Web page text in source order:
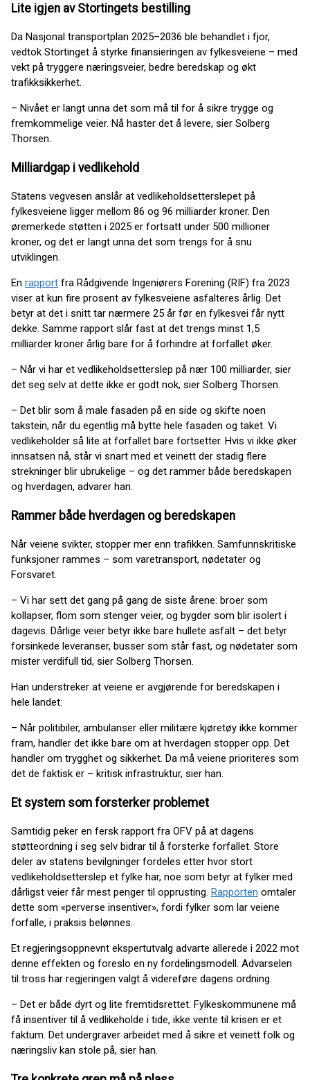
Lite igjen av Stortingets bestilling
Da Nasjonal transportplan 2025–2036 ble behandlet i fjor,
vedtok Stortinget å styrke finansieringen av fylkesveiene – med
vekt på tryggere næringsveier, bedre beredskap og økt
trafikksikkerhet.
– Nivået er langt unna det som må til for å sikre trygge og
fremkommelige veier. Nå haster det å levere, sier Solberg
Thorsen.
Milliardgap i vedlikehold
Statens vegvesen anslår at vedlikeholdsetterslepet på
fylkesveiene ligger mellom 86 og 96 milliarder kroner. Den
øremerkede støtten i 2025 er fortsatt under 500 millioner
kroner, og det er langt unna det som trengs for å snu
utviklingen.
En rapport fra Rådgivende Ingeniørers Forening (RIF) fra 2023
viser at kun fire prosent av fylkesveiene asfalteres årlig. Det
betyr at det i snitt tar nærmere 25 år før en fylkesvei får nytt
dekke. Samme rapport slår fast at det trengs minst 1,5
milliarder kroner årlig bare for å forhindre at forfallet øker.
– Når vi har et vedlikeholdsetterslep på nær 100 milliarder, sier
det seg selv at dette ikke er godt nok, sier Solberg Thorsen.
– Det blir som å male fasaden på en side og skifte noen
takstein, når du egentlig må bytte hele fasaden og taket. Vi
vedlikeholder så lite at forfallet bare fortsetter. Hvis vi ikke øker
innsatsen nå, står vi snart med et veinett der stadig flere
strekninger blir ubrukelige – og det rammer både beredskapen
og hverdagen, advarer han.
Rammer både hverdagen og beredskapen
Når veiene svikter, stopper mer enn trafikken. Samfunnskritiske
funksjoner rammes – som varetransport, nødetater og
Forsvaret.
– Vi har sett det gang på gang de siste årene: broer som
kollapser, flom som stenger veier, og bygder som blir isolert i
dagevis. Dårlige veier betyr ikke bare hullete asfalt – det betyr
forsinkede leveranser, busser som står fast, og nødetater som
mister verdifull tid, sier Solberg Thorsen.
Han understreker at veiene er avgjørende for beredskapen i
hele landet:
– Når politibiler, ambulanser eller militære kjøretøy ikke kommer
fram, handler det ikke bare om at hverdagen stopper opp. Det
handler om trygghet og sikkerhet. Da må veiene prioriteres som
det de faktisk er – kritisk infrastruktur, sier han.
Et system som forsterker problemet
Samtidig peker en fersk rapport fra OFV på at dagens
støtteordning i seg selv bidrar til å forsterke forfallet. Store
deler av statens bevilgninger fordeles etter hvor stort
vedlikeholdsetterslep et fylke har, noe som betyr at fylker med
dårligst veier får mest penger til opprusting. Rapporten omtaler
dette som «perverse insentiver», fordi fylker som lar veiene
forfalle, i praksis belønnes.
Et regjeringsoppnevnt ekspertutvalg advarte allerede i 2022 mot
denne effekten og foreslo en ny fordelingsmodell. Advarselen
til tross har regjeringen valgt å videreføre dagens ordning.
– Det er både dyrt og lite fremtidsrettet. Fylkeskommunene må
få insentiver til å vedlikeholde i tide, ikke vente til krisen er et
faktum. Det undergraver arbeidet med å sikre et veinett folk og
næringsliv kan stole på, sier han.